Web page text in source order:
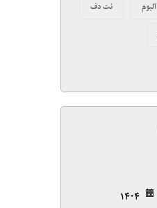
آلبوم نت دف
۱۴۰۴